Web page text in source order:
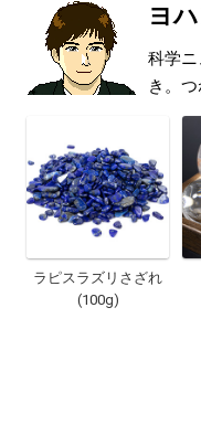
ヨ
科学
き。
ラピスラズリさざれ
(100g)